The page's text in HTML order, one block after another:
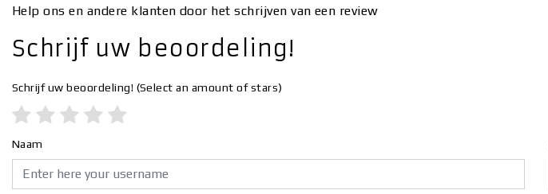
Help ons en andere klanten door het schrijven van een review
Schrijf uw beoordeling!
Schrijf uw beoordeling! (Select an amount of stars)
Naam